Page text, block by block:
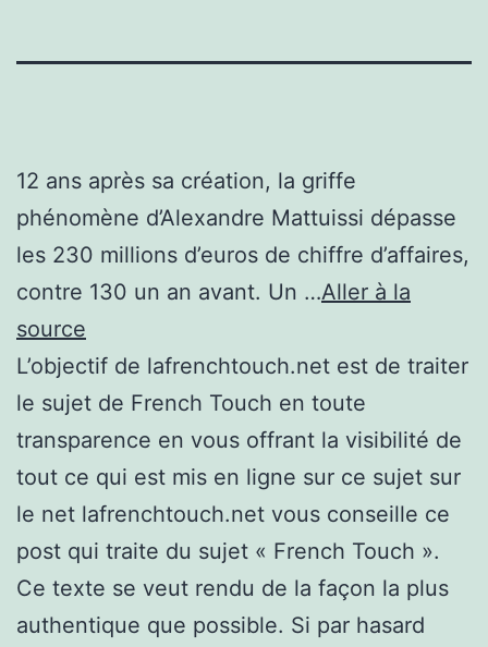
12 ans après sa création, la griffe
phénomène d’Alexandre Mattuissi dépasse
les 230 millions d’euros de chiffre d’affaires,
contre 130 un an avant. Un …Aller à la
source
L’objectif de lafrenchtouch.net est de traiter
le sujet de French Touch en toute
transparence en vous offrant la visibilité de
tout ce qui est mis en ligne sur ce sujet sur
le net lafrenchtouch.net vous conseille ce
post qui traite du sujet « French Touch ».
Ce texte se veut rendu de la façon la plus
authentique que possible. Si par hasard